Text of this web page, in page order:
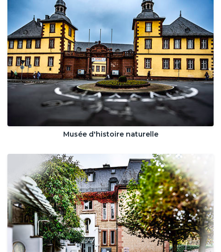
Musée d'histoire naturelle